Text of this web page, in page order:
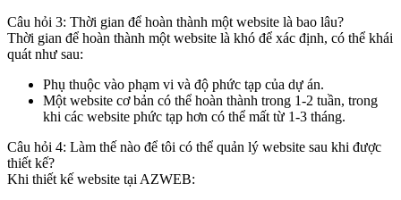
Câu hỏi 3: Thời gian để hoàn thành một website là bao lâu?
Thời gian để hoàn thành một website là khó để xác định, có thể khái
quát như sau:
Phụ thuộc vào phạm vi và độ phức tạp của dự án.
Một website cơ bản có thể hoàn thành trong 1-2 tuần, trong
khi các website phức tạp hơn có thể mất từ 1-3 tháng.
Câu hỏi 4: Làm thế nào để tôi có thể quản lý website sau khi được
thiết kế?
Khi thiết kế website tại AZWEB: